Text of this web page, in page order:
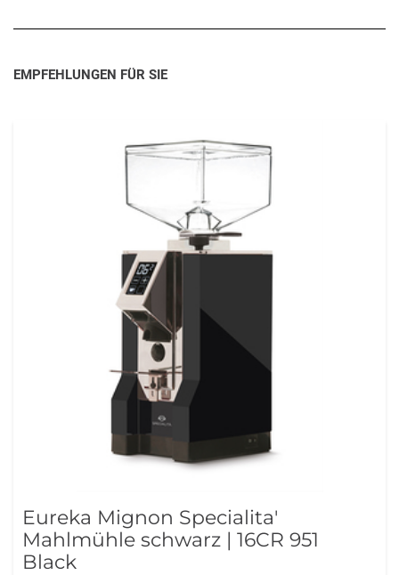
EMPFEHLUNGEN FÜR SIE
Eureka Mignon Specialita'
Mahlmühle schwarz | 16CR 951
Black